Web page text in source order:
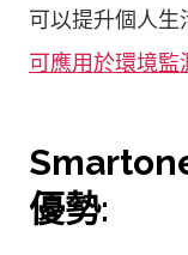
可以提升個人生
可應用於環境監
優勢: